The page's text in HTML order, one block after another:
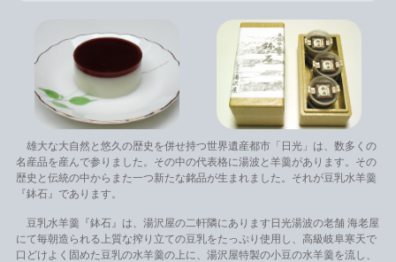
雄大な大自然と悠久の歴史を併せ持つ世界遺産都市「日光」は、数多くの
名産品を産んで参りました。その中の代表格に湯波と羊羹があります。その
歴史と伝統の中からまた一つ新たな銘品が生まれました。それが豆乳水羊羹
『鉢石』であります。
豆乳水羊羹『鉢石』は、湯沢屋の二軒隣にあります日光湯波の老舗 海老屋
にて毎朝造られる上質な搾り立ての豆乳をたっぷり使用し、高級岐阜寒天で
口どけよく固めた豆乳の水羊羹の上に、湯沢屋特製の小豆の水羊羹を流し、